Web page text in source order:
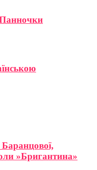
Баранцової,
»Бригантина»